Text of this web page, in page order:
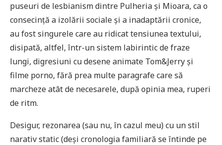
puseuri de lesbianism dintre Pulheria și Mioara, ca o
consecință a izolării sociale și a inadaptării cronice,
au fost singurele care au ridicat tensiunea textului,
disipată, altfel, într-un sistem labirintic de fraze
lungi, digresiuni cu desene animate Tom&Jerry și
filme porno, fără prea multe paragrafe care să
marcheze atât de necesarele, după opinia mea, ruperi
de ritm.
Desigur, rezonarea (sau nu, în cazul meu) cu un stil
narativ static (deși cronologia familiară se întinde pe